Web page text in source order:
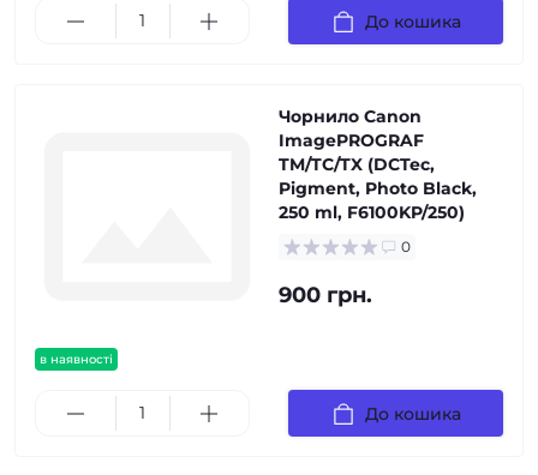
До кошика
в наявності
Чорнило Canon
ImagePROGRAF
TM/TC/TX (DCTec,
Pigment, Photo Black,
250 ml, F6100KP/250)
0
900 грн.
До кошика